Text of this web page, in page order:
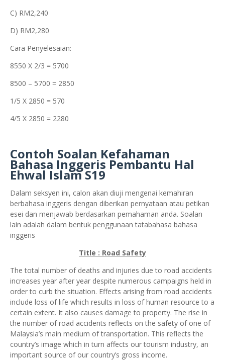
C) RM2,240
D) RM2,280
Cara Penyelesaian:
8550 X 2/3 = 5700
8500 – 5700 = 2850
1/5 X 2850 = 570
4/5 X 2850 = 2280
Contoh Soalan Kefahaman
Bahasa Inggeris Pembantu Hal
Ehwal Islam S19
Dalam seksyen ini, calon akan diuji mengenai kemahiran
berbahasa inggeris dengan diberikan pernyataan atau petikan
esei dan menjawab berdasarkan pemahaman anda. Soalan
lain adalah dalam bentuk penggunaan tatabahasa bahasa
inggeris
Title : Road Safety
The total number of deaths and injuries due to road accidents
increases year after year despite numerous campaigns held in
order to curb the situation. Effects arising from road accidents
include loss of life which results in loss of human resource to a
certain extent. It also causes damage to property. The rise in
the number of road accidents reflects on the safety of one of
Malaysia’s main medium of transportation. This reflects the
country’s image which in turn affects our tourism industry, an
important source of our country’s gross income.